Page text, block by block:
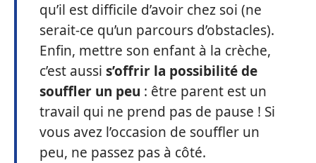
qu’il est difficile d’avoir chez soi (ne
serait-ce qu’un parcours d’obstacles).
Enfin, mettre son enfant à la crèche,
c’est aussi s’offrir la possibilité de
souffler un peu : être parent est un
travail qui ne prend pas de pause ! Si
vous avez l’occasion de souffler un
peu, ne passez pas à côté.